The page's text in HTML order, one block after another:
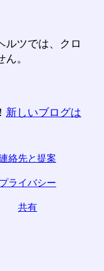
ルツでは、クロ
。
新しいブログは
絡先と提案
プライバシー
共有